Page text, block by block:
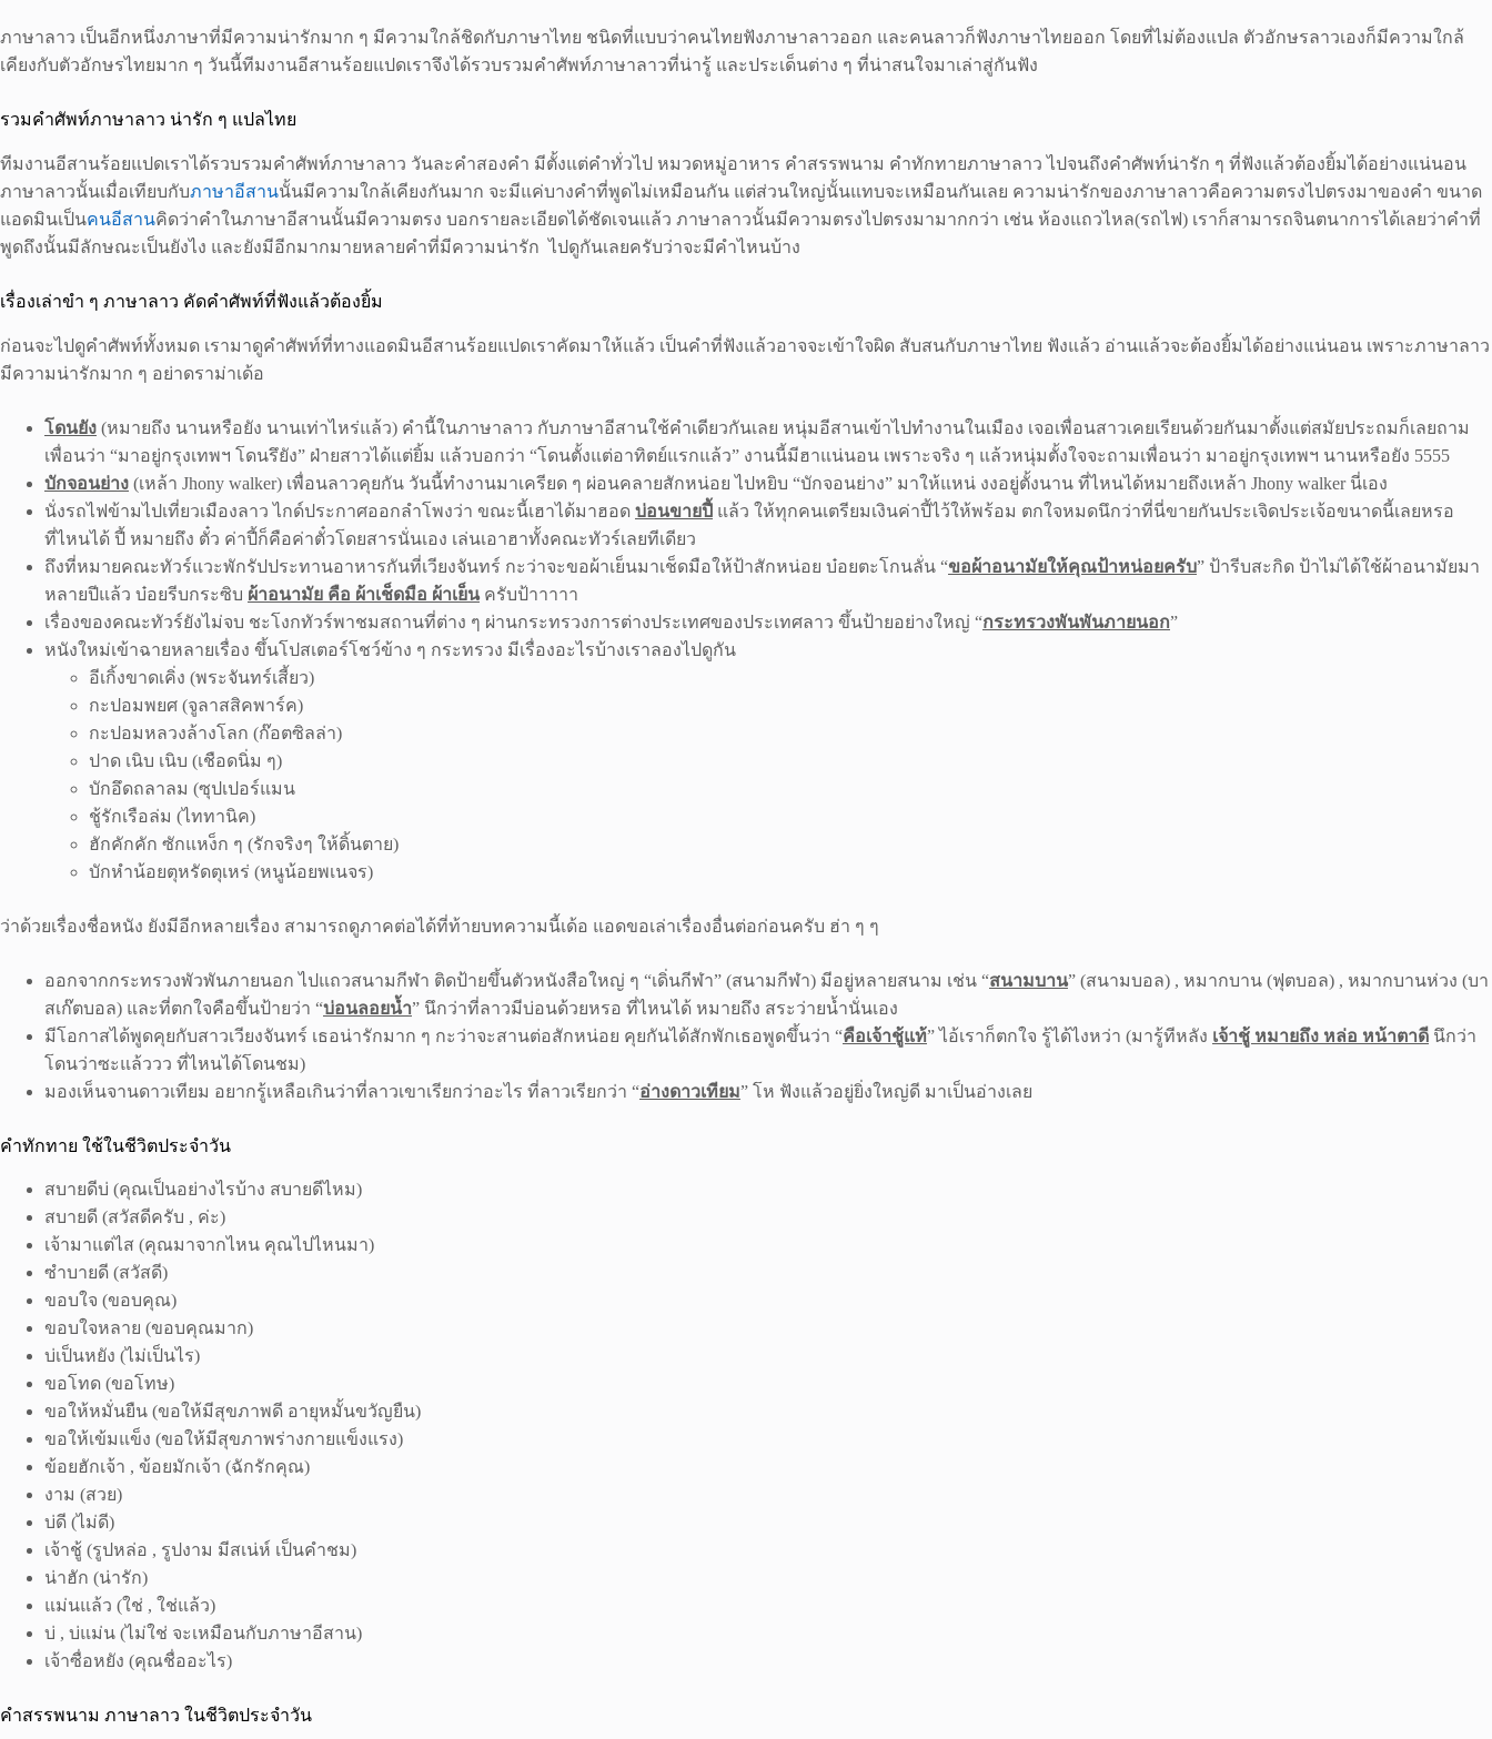
ภาษาลาว เป็นอีกหนึ่งภาษาที่มีความน่ารักมาก ๆ มีความใกล้ชิดกับภาษาไทย ชนิดที่แบบว่าคนไทยฟังภาษาลาวออก และคนลาวก็ฟังภาษาไทยออก โดยที่ไม่ต้องแปล ตัวอักษรลาวเองก็มีความใกล้
เคียงกับตัวอักษรไทยมาก ๆ วันนี้ทีมงานอีสานร้อยแปดเราจึงได้รวบรวมคำศัพท์ภาษาลาวที่น่ารู้ และประเด็นต่าง ๆ ที่น่าสนใจมาเล่าสู่กันฟัง
รวมคำศัพท์ภาษาลาว น่ารัก ๆ แปลไทย
ทีมงานอีสานร้อยแปดเราได้รวบรวมคำศัพท์ภาษาลาว วันละคำสองคำ มีตั้งแต่คำทั่วไป หมวดหมู่อาหาร คำสรรพนาม คำทักทายภาษาลาว ไปจนถึงคำศัพท์น่ารัก ๆ ที่ฟังแล้วต้องยิ้มได้อย่างแน่นอน
ภาษาลาวนั้นเมื่อเทียบกับภาษาอีสานนั้นมีความใกล้เคียงกันมาก จะมีแค่บางคำที่พูดไม่เหมือนกัน แต่ส่วนใหญ่นั้นแทบจะเหมือนกันเลย ความน่ารักของภาษาลาวคือความตรงไปตรงมาของคำ ขนาด
แอดมินเป็นคนอีสานคิดว่าคำในภาษาอีสานนั้นมีความตรง บอกรายละเอียดได้ชัดเจนแล้ว ภาษาลาวนั้นมีความตรงไปตรงมามากกว่า เช่น ห้องแถวไหล(รถไฟ) เราก็สามารถจินตนาการได้เลยว่าคำที่
พูดถึงนั้นมีลักษณะเป็นยังไง และยังมีอีกมากมายหลายคำที่มีความน่ารัก ไปดูกันเลยครับว่าจะมีคำไหนบ้าง
เรื่องเล่าขำ ๆ ภาษาลาว คัดคำศัพท์ที่ฟังแล้วต้องยิ้ม
ก่อนจะไปดูคำศัพท์ทั้งหมด เรามาดูคำศัพท์ที่ทางแอดมินอีสานร้อยแปดเราคัดมาให้แล้ว เป็นคำที่ฟังแล้วอาจจะเข้าใจผิด สับสนกับภาษาไทย ฟังแล้ว อ่านแล้วจะต้องยิ้มได้อย่างแน่นอน เพราะภาษาลาว
มีความน่ารักมาก ๆ อย่าดราม่าเด้อ
โดนยัง (หมายถึง นานหรือยัง นานเท่าไหร่แล้ว) คำนี้ในภาษาลาว กับภาษาอีสานใช้คำเดียวกันเลย หนุ่มอีสานเข้าไปทำงานในเมือง เจอเพื่อนสาวเคยเรียนด้วยกันมาตั้งแต่สมัยประถมก็เลยถาม
เพื่อนว่า “มาอยู่กรุงเทพฯ โดนรึยัง” ฝ่ายสาวได้แต่ยิ้ม แล้วบอกว่า “โดนตั้งแต่อาทิตย์แรกแล้ว” งานนี้มีฮาแน่นอน เพราะจริง ๆ แล้วหนุ่มตั้งใจจะถามเพื่อนว่า มาอยู่กรุงเทพฯ นานหรือยัง 5555
บักจอนย่าง (เหล้า Jhony walker) เพื่อนลาวคุยกัน วันนี้ทำงานมาเครียด ๆ ผ่อนคลายสักหน่อย ไปหยิบ “บักจอนย่าง” มาให้แหน่ งงอยู่ตั้งนาน ที่ไหนได้หมายถึงเหล้า Jhony walker นี่เอง
นั่งรถไฟข้ามไปเที่ยวเมืองลาว ไกด์ประกาศออกลำโพงว่า ขณะนี้เฮาได้มาฮอด บ่อนขายปี้ แล้ว ให้ทุกคนเตรียมเงินค่าปี้ไว้ให้พร้อม ตกใจหมดนึกว่าที่นี่ขายกันประเจิดประเจ้อขนาดนี้เลยหรอ
ที่ไหนได้ ปี้ หมายถึง ตั๋ว ค่าปี้ก็คือค่าตั๋วโดยสารนั่นเอง เล่นเอาฮาทั้งคณะทัวร์เลยทีเดียว
ถึงที่หมายคณะทัวร์แวะพักรัปประทานอาหารกันที่เวียงจันทร์ กะว่าจะขอผ้าเย็นมาเช็ดมือให้ป้าสักหน่อย บ๋อยตะโกนลั่น “ขอผ้าอนามัยให้คุณป้าหน่อยครับ” ป้ารีบสะกิด ป้าไม่ได้ใช้ผ้าอนามัยมา
หลายปีแล้ว บ๋อยรีบกระซิบ ผ้าอนามัย คือ ผ้าเช็ดมือ ผ้าเย็นครับป้าาาาา
เรื่องของคณะทัวร์ยังไม่จบ ชะโงกทัวร์พาชมสถานที่ต่าง ๆ ผ่านกระทรวงการต่างประเทศของประเทศลาว ขึ้นป้ายอย่างใหญ่ “กระทรวงพันพันภายนอก”
หนังใหม่เข้าฉายหลายเรื่อง ขึ้นโปสเตอร์โชว์ข้าง ๆ กระทรวง มีเรื่องอะไรบ้างเราลองไปดูกัน
อีเกิ้งขาดเคิ่ง (พระจันทร์เสี้ยว)
กะปอมพยศ (จูลาสสิคพาร์ค)
กะปอมหลวงล้างโลก (ก๊อตซิลล่า)
ปาด เนิบ เนิบ (เชือดนิ่ม ๆ)
บักอึดถลาลม (ซุปเปอร์แมน
ชู้รักเรือล่ม (ไททานิค)
ฮักคักคัก ซักแหง็ก ๆ (รักจริงๆ ให้ดิ้นตาย)
บักหำน้อยตุหรัดตุเหร่ (หนูน้อยพเนจร)
ว่าด้วยเรื่องชื่อหนัง ยังมีอีกหลายเรื่อง สามารถดูภาคต่อได้ที่ท้ายบทความนี้เด้อ แอดขอเล่าเรื่องอื่นต่อก่อนครับ ฮ่า ๆ ๆ
ออกจากกระทรวงพัวพันภายนอก ไปแถวสนามกีฬา ติดป้ายขึ้นตัวหนังสือใหญ่ ๆ “เดิ่นกีฬา” (สนามกีฬา) มีอยู่หลายสนาม เช่น “สนามบาน” (สนามบอล) , หมากบาน (ฟุตบอล) , หมากบานห่วง (บา
สเก๊ตบอล) และที่ตกใจคือขึ้นป้ายว่า “บ่อนลอยน้ำ” นึกว่าที่ลาวมีบ่อนด้วยหรอ ที่ไหนได้ หมายถึง สระว่ายน้ำนั่นเอง
มีโอกาสได้พูดคุยกับสาวเวียงจันทร์ เธอน่ารักมาก ๆ กะว่าจะสานต่อสักหน่อย คุยกันได้สักพักเธอพูดขึ้นว่า “คือเจ้าชู้แท้” ไอ้เราก็ตกใจ รู้ได้ไงหว่า (มารู้ทีหลัง เจ้าชู้ หมายถึง หล่อ หน้าตาดี นึกว่า
โดนว่าซะแล้ววว ที่ไหนได้โดนชม)
มองเห็นจานดาวเทียม อยากรู้เหลือเกินว่าที่ลาวเขาเรียกว่าอะไร ที่ลาวเรียกว่า “อ่างดาวเทียม” โห ฟังแล้วอยู่ยิ่งใหญ่ดี มาเป็นอ่างเลย
คำทักทาย ใช้ในชีวิตประจำวัน
สบายดีบ่ (คุณเป็นอย่างไรบ้าง สบายดีไหม)
สบายดี (สวัสดีครับ , ค่ะ)
เจ้ามาแต่ไส (คุณมาจากไหน คุณไปไหนมา)
ซำบายดี (สวัสดี)
ขอบใจ (ขอบคุณ)
ขอบใจหลาย (ขอบคุณมาก)
บ่เป็นหยัง (ไม่เป็นไร)
ขอโทด (ขอโทษ)
ขอให้หมั่นยืน (ขอให้มีสุขภาพดี อายุหมั้นขวัญยืน)
ขอให้เข้มแข็ง (ขอให้มีสุขภาพร่างกายแข็งแรง)
ข้อยฮักเจ้า , ข้อยมักเจ้า (ฉักรักคุณ)
งาม (สวย)
บ่ดี (ไม่ดี)
เจ้าชู้ (รูปหล่อ , รูปงาม มีสเน่ห์ เป็นคำชม)
น่าฮัก (น่ารัก)
แม่นแล้ว (ใช่ , ใช่แล้ว)
บ่ , บ่แม่น (ไม่ใช่ จะเหมือนกับภาษาอีสาน)
เจ้าซื่อหยัง (คุณชื่ออะไร)
คำสรรพนาม ภาษาลาว ในชีวิตประจำวัน